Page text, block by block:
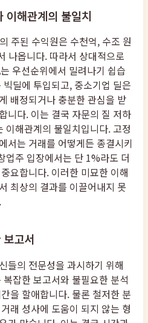
이해관계의 불일치
주된 수익원은 수천억, 수조 원
나옵니다. 따라서 상대적으로
우선순위에서 밀려나기 쉽습
딜에 투입되고, 중소기업 딜은
배정되거나 충분한 관심을 받
니다. 이는 결국 자문의 질 저하
이해관계의 불일치입니다. 고정
서는 거래를 어떻게든 종결시키
업주 입장에서는 단 1%라도 더
요합니다. 이러한 미묘한 이해
최상의 결과를 이끌어내지 못
고서
들의 전문성을 과시하기 위해
잡한 보고서와 불필요한 분석
을 할애합니다. 물론 철저한 분
래 성사에 도움이 되지 않는 형